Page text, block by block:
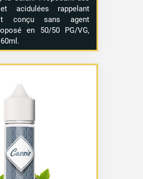
acidulées rappelant
conçu sans agent
en 50/50 PG/VG,